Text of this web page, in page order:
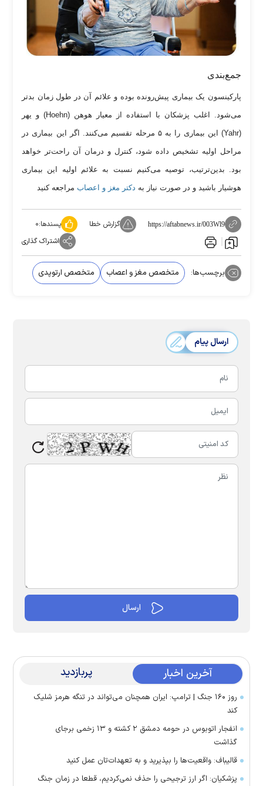
جمع‌بندی
پارکینسون یک بیماری پیش‌رونده بوده و علائم آن در طول زمان بدتر
می‌شود. اغلب پزشکان با استفاده از معیار هوهن (Hoehn) و یهر
(Yahr) این بیماری را به ۵ مرحله تقسیم می‌کنند. اگر این بیماری در
مراحل اولیه تشخیص داده شود، کنترل و درمان آن راحت‌تر خواهد
بود. بدین‌ترتیب، توصیه می‌کنیم نسبت به علائم اولیه این بیماری
هوشیار باشید و در صورت نیاز به دکتر مغز و اعصاب مراجعه کنید
https://aftabnews.ir/003Wl9 گزارش خطا پسندها:۰
اشتراک گذاری
برچسب‌ها: متخصص مغز و اعصاب متخصص ارتوپدی
ارسال پیام
آخرین اخبار پربازدید
روز ۱۶۰ جنگ | ترامپ: ایران همچنان می‌تواند در تنگه هرمز شلیک
کند
انفجار اتوبوس در حومه دمشق ۲ کشته و ۱۳ زخمی برجای
گذاشت
قالیباف: واقعیت‌ها را بپذیرید و به تعهدات‌تان عمل کنید
پزشکیان: اگر ارز ترجیحی را حذف نمی‌کردیم، قطعا در زمان جنگ